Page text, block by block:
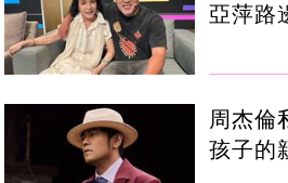
亞萍路
周杰倫
孩子的